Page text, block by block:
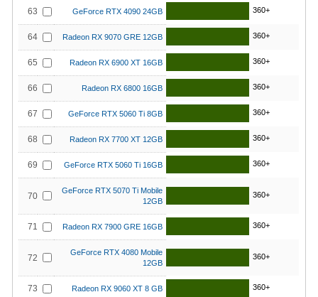
63 GeForce RTX 4090 24GB 360+
64 Radeon RX 9070 GRE 12GB 360+
65 Radeon RX 6900 XT 16GB 360+
66 Radeon RX 6800 16GB 360+
67 GeForce RTX 5060 Ti 8GB 360+
68 Radeon RX 7700 XT 12GB 360+
69 GeForce RTX 5060 Ti 16GB 360+
70
GeForce RTX 5070 Ti Mobile
12GB
360+
71 Radeon RX 7900 GRE 16GB 360+
72
GeForce RTX 4080 Mobile
12GB
360+
73 Radeon RX 9060 XT 8 GB 360+